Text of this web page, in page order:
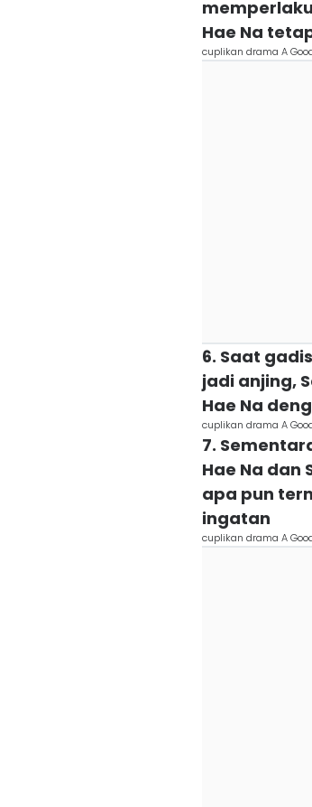
Hae Na
cuplikan drama A
6. Saat
jadi anjing,
Hae Na
cuplikan drama A
7.
Hae Na dan
apa pun
ingatan
cuplikan drama A